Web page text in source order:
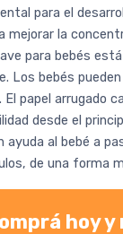
para el
mejorar la
para bebés
Los bebés
El papel arrugado
desde el
ayuda al bebé a
de una forma
hoy